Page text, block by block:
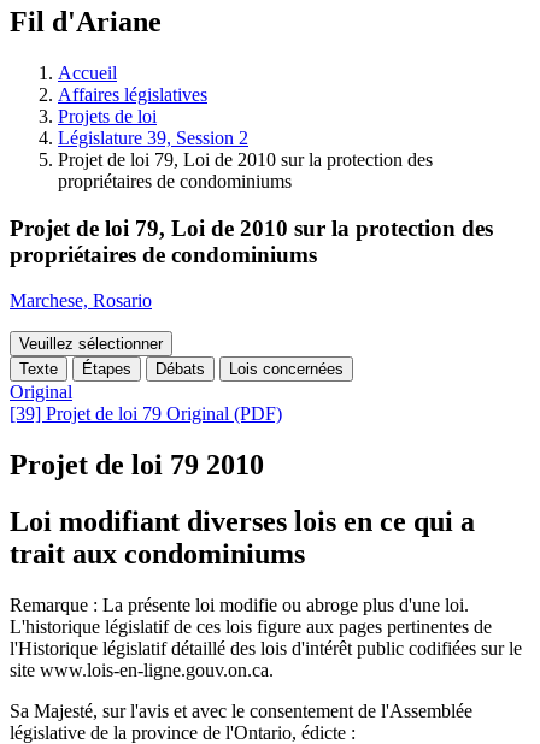
à
législative.
Fil d'Ariane
Accueil
Affaires législatives
Projets de loi
Législature 39, Session 2
Projet de loi 79, Loi de 2010 sur la protection des
propriétaires de condominiums
Projet de loi 79, Loi de 2010 sur la protection des
propriétaires de condominiums
Marchese, Rosario
Veuillez sélectionner
Texte
Étapes Débats Lois concernées
Original
[39] Projet de loi 79 Original (PDF)
Projet de loi 79 2010
Loi modifiant diverses lois en ce qui a
trait aux condominiums
Remarque : La présente loi modifie ou abroge plus d'une loi.
L'historique législatif de ces lois figure aux pages pertinentes de
l'Historique législatif détaillé des lois d'intérêt public codifiées sur le
site www.lois-en-ligne.gouv.on.ca.
Sa Majesté, sur l'avis et avec le consentement de l'Assemblée
législative de la province de l'Ontario, édicte :